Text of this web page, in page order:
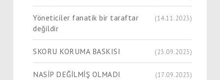
Yöneticiler fanatik bir taraftar
değildir
(14.11.2023)
SKORU KORUMA BASKISI (23.09.2023)
NASİP DEĞİLMİŞ OLMADI (17.09.2023)